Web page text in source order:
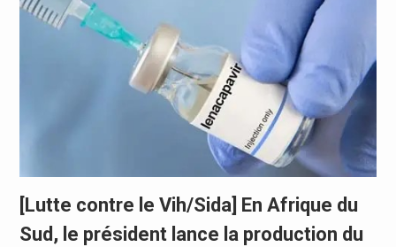
[Lutte contre le Vih/Sida] En Afrique du
Sud, le président lance la production du